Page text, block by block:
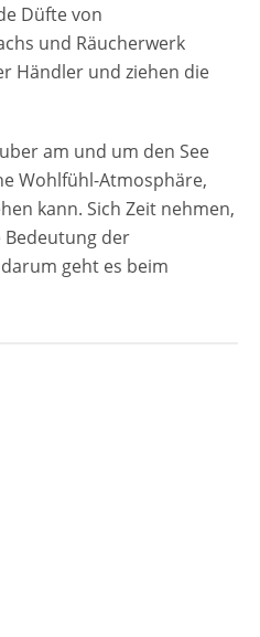
Düfte von
und Räucherwerk
Händler und ziehen die
am und um den See
Wohlfühl-Atmosphäre,
kann. Sich Zeit nehmen,
der
geht es beim